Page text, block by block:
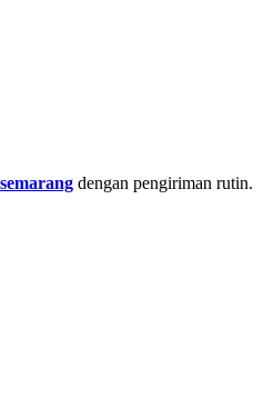
dengan pengiriman rutin.